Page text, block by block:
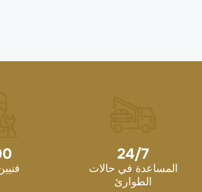
24/7
المساعدة في حالات
الطوارئ